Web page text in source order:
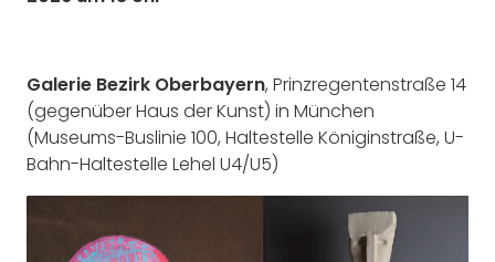
Galerie Bezirk Oberbayern, Prinzregentenstraße 14
(gegenüber Haus der Kunst) in München
(Museums-Buslinie 100, Haltestelle Königinstraße, U-
Bahn-Haltestelle Lehel U4/U5)